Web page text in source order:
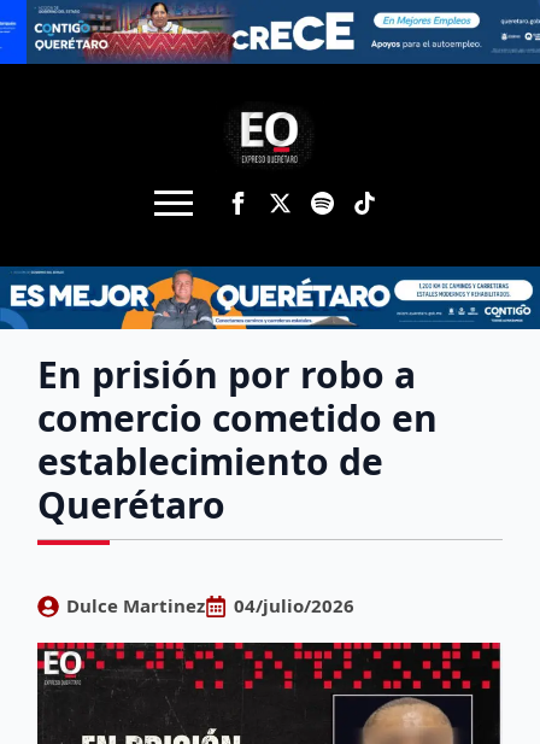
En prisión por robo a
comercio cometido en
establecimiento de
Querétaro
Dulce Martinez 04/julio/2026